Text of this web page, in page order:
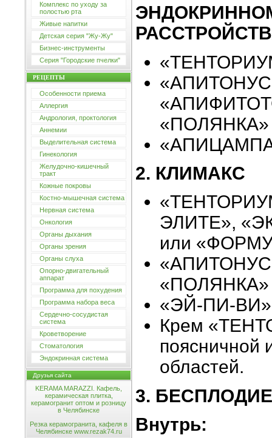
Комплекс по уходу за
полостью рта
Живые напитки
Детская серия "Жу-Жу"
Бизнес-инструменты
Серия "Городские пчелки"
РЕЦЕПТЫ
Особенности приема
Аллергия
Андрология, проктология
Аннемии
Выделительная система
Гинекология
Желудочно-кишечный
тракт
Кожные покровы
Костно-мышечная система
Нервная система
Онкология
Органы дыхания
Органы зрения
Органы слуха
Опорно-двигательный
аппарат
Программа для похудения
Программа набора веса
Сердечно-сосудистая
система
Кроветворение
Стоматология
Эндокринная система
Друзья сайта
KERAMA MARAZZI. Кафель,
керамическая плитка,
керамогранит оптом и розницу
в Челябинске
Резка керамогранита, кафеля в
Челябинске www.rezak74.ru
«ПОЛЯНКА»
2. КЛИМАКС
ЭЛИТЕ»,
или
«ПОЛЯНКА»
«ЭЙ-ПИ-ВИ»
Крем
поясничной
областей.
3. БЕСПЛОДИЕ
Внутрь: